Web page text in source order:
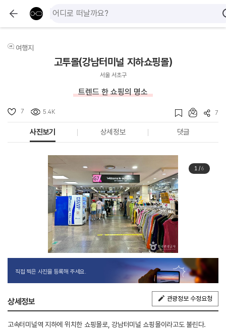
여행지
고투몰(강남터미널 지하쇼핑몰)
서울 서초구
트렌드 한 쇼핑의 명소
7 5.4K 7
사진보기 상세정보 댓글
1/6
직접 찍은 사진을 등록해 주세요.
상세정보 관광정보 수정요청
고속터미널역 지하에 위치한 쇼핑몰로, 강남터미널 쇼핑몰이라고도 불린다.